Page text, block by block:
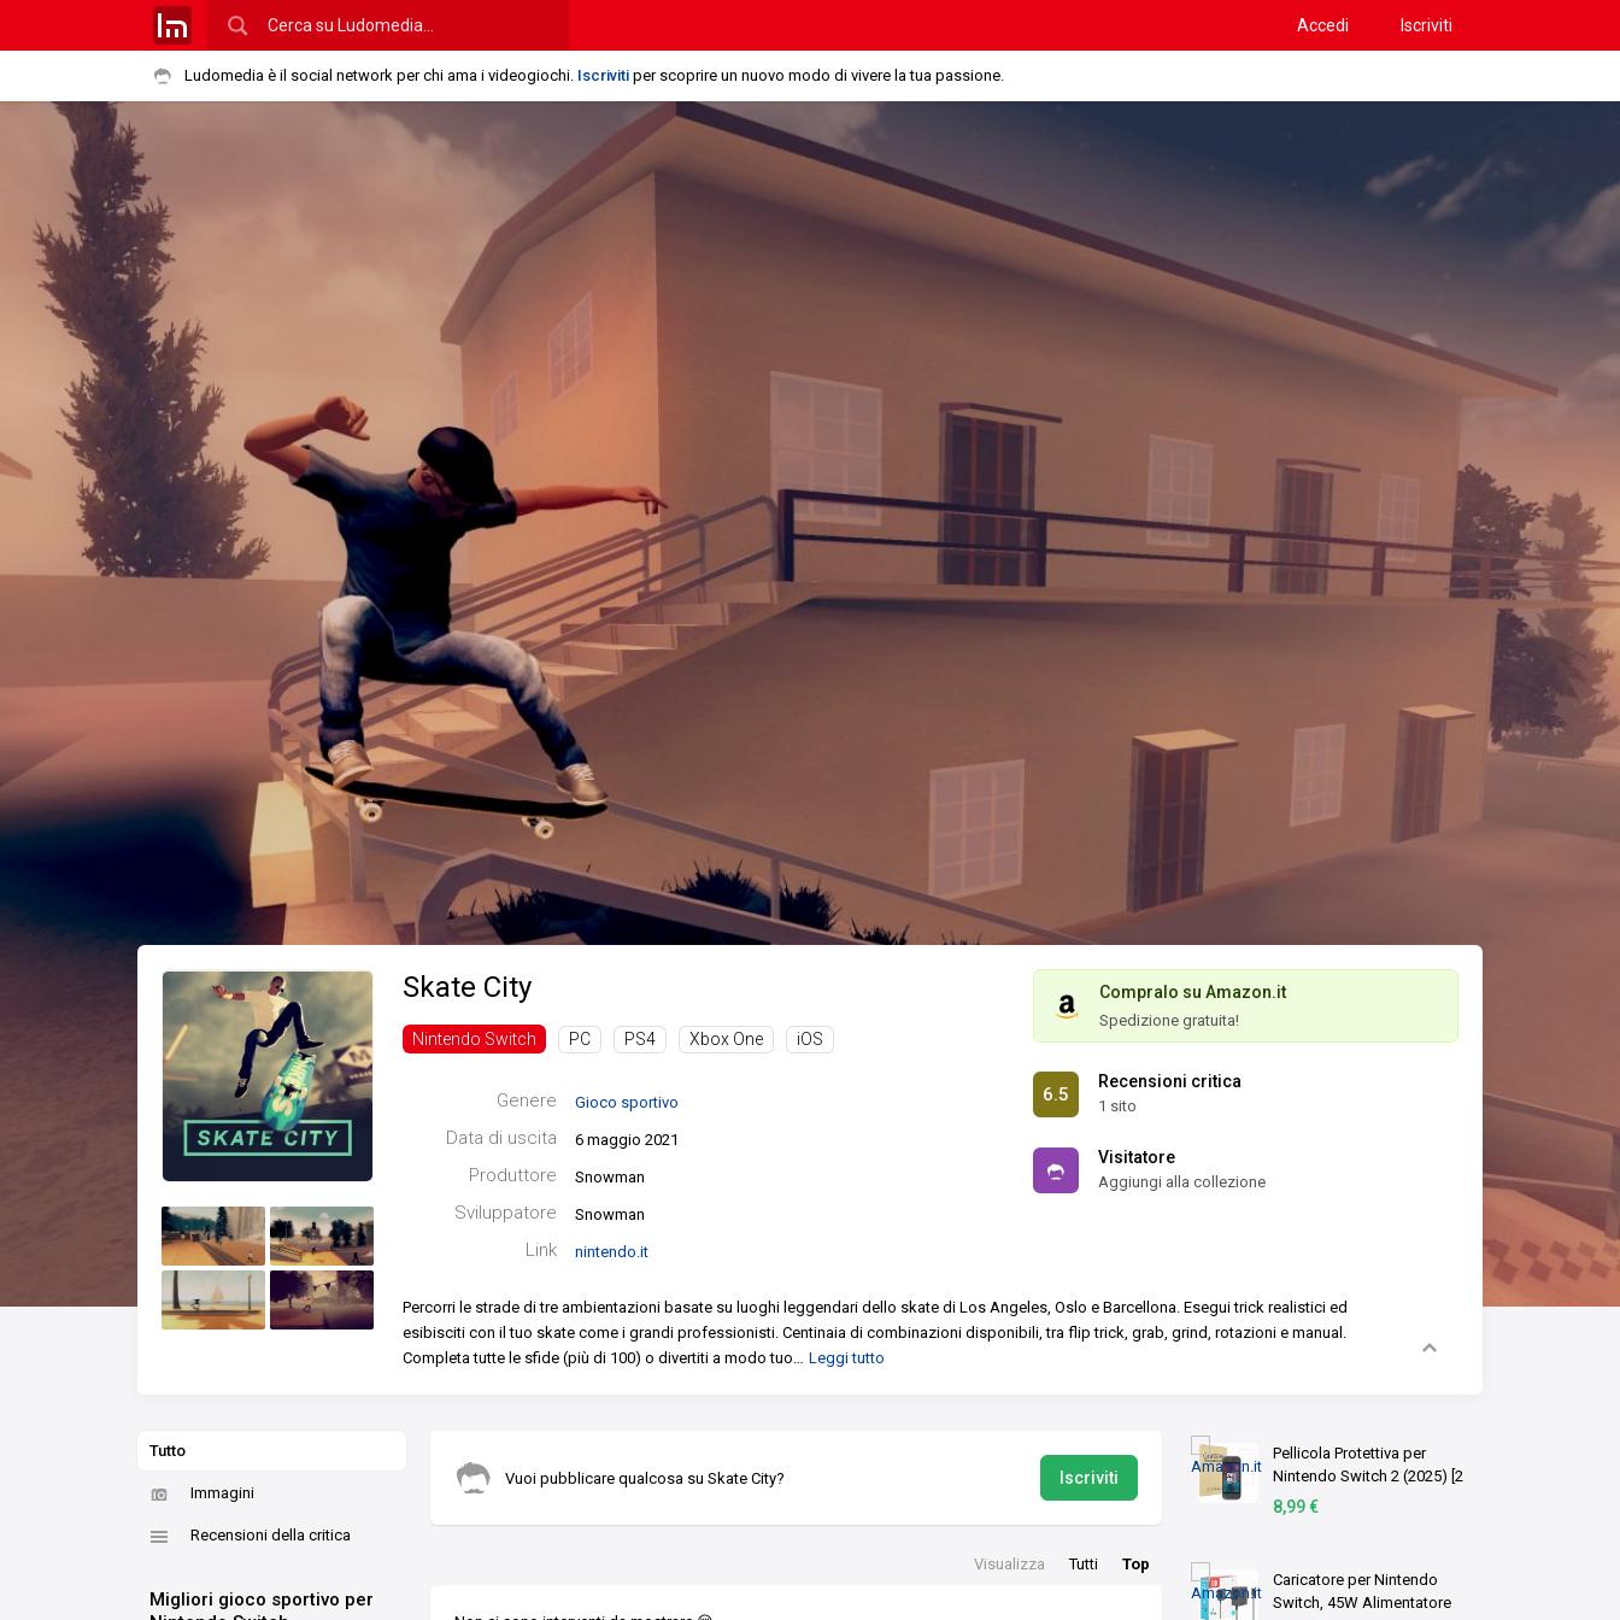
Accedi Iscriviti
Ludomedia è il social network per chi ama i videogiochi. Iscriviti per scoprire un nuovo modo di vivere la tua passione.
Skate City
Nintendo Switch PC PS4 Xbox One iOS
Genere Gioco sportivo
Data di uscita 6 maggio 2021
Produttore Snowman
Sviluppatore Snowman
Link nintendo.it
Compralo su Amazon.it
Spedizione gratuita!
6.5
Recensioni critica
1 sito
Visitatore
Aggiungi alla collezione
Percorri le strade di tre ambientazioni basate su luoghi leggendari dello skate di Los Angeles, Oslo e Barcellona. Esegui trick realistici ed
esibisciti con il tuo skate come i grandi professionisti. Centinaia di combinazioni disponibili, tra flip trick, grab, grind, rotazioni e manual.
Completa tutte le sfide (più di 100) o divertiti a modo tuo… Leggi tutto
Tutto
Immagini
Recensioni della critica
Migliori gioco sportivo per
Pellicola Protettiva per
Nintendo Switch 2 (2025) [2
Pezzi] Vetro Temperato
8,99 €
Caricatore per Nintendo
Switch, 45W Alimentatore
Vuoi pubblicare qualcosa su Skate City? Iscriviti
Visualizza Tutti Top